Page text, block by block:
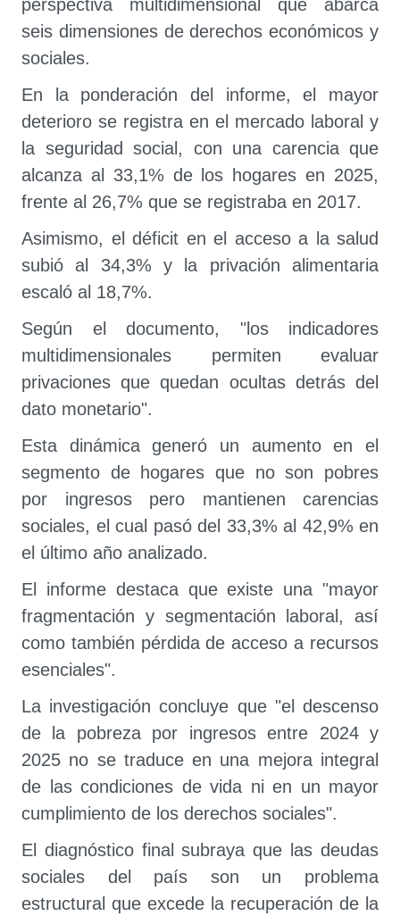
perspectiva multidimensional que abarca
seis dimensiones de derechos económicos y
sociales.
En la ponderación del informe, el mayor
deterioro se registra en el mercado laboral y
la seguridad social, con una carencia que
alcanza al 33,1% de los hogares en 2025,
frente al 26,7% que se registraba en 2017.
Asimismo, el déficit en el acceso a la salud
subió al 34,3% y la privación alimentaria
escaló al 18,7%.
Según el documento, "los indicadores
multidimensionales permiten evaluar
privaciones que quedan ocultas detrás del
dato monetario".
Esta dinámica generó un aumento en el
segmento de hogares que no son pobres
por ingresos pero mantienen carencias
sociales, el cual pasó del 33,3% al 42,9% en
el último año analizado.
El informe destaca que existe una "mayor
fragmentación y segmentación laboral, así
como también pérdida de acceso a recursos
esenciales".
La investigación concluye que "el descenso
de la pobreza por ingresos entre 2024 y
2025 no se traduce en una mejora integral
de las condiciones de vida ni en un mayor
cumplimiento de los derechos sociales".
El diagnóstico final subraya que las deudas
sociales del país son un problema
estructural que excede la recuperación de la